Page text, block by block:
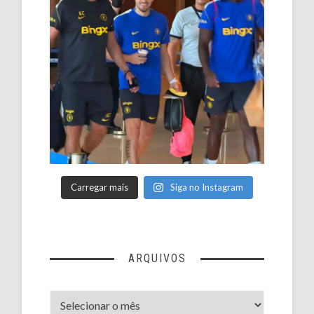
Carregar mais Siga no Instagram
ARQUIVOS